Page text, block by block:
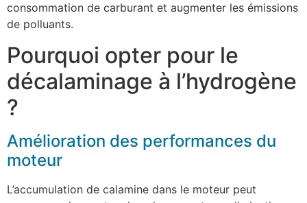
consommation de carburant et augmenter les émissions
de polluants.
Pourquoi opter pour le
décalaminage à l’hydrogène
?
Amélioration des performances du
moteur
L’accumulation de calamine dans le moteur peut